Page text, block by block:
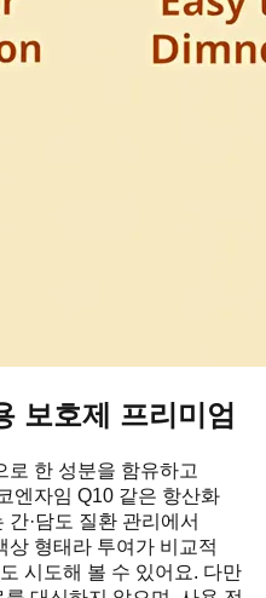
보호제 프리미엄
로 한 성분을 함유하고
엔자임 Q10 같은 항산화
·담도 질환 관리에서
상 형태라 투여가 비교적
시도해 볼 수 있어요. 다만